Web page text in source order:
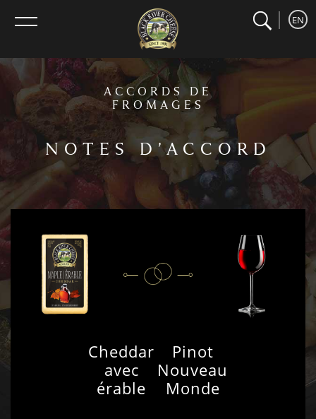
home Recherche
EN
ACCORDS DE
FROMAGES
NOTES D’ACCORD
Cheddar
avec
érable
Pinot
Nouveau
Monde